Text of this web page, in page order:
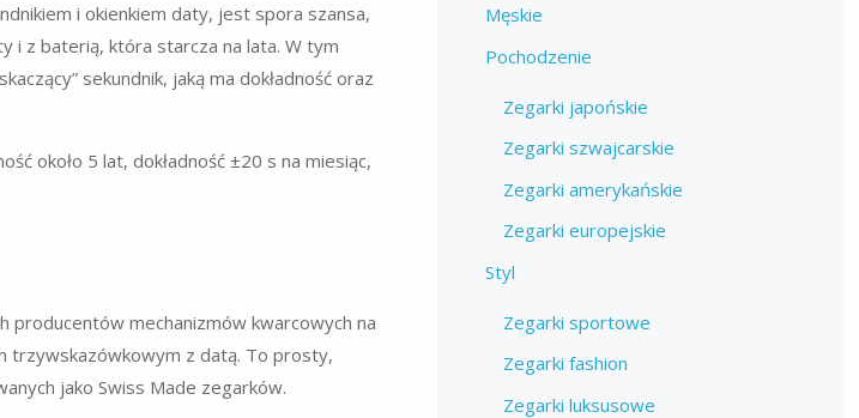
i okienkiem daty, jest spora szansa,
i z baterią, która starcza na lata. W tym
sekundnik, jaką ma dokładność oraz
producentów mechanizmów kwarcowych na
trzywskazówkowym z datą. To prosty,
jako Swiss Made zegarków.
Męskie
Pochodzenie
Zegarki japońskie
Zegarki szwajcarskie
Zegarki amerykańskie
Zegarki europejskie
Styl
Zegarki sportowe
Zegarki fashion
Zegarki luksusowe